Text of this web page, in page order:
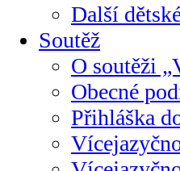
Další
Soutěž
O soutěži
Obecné
Přihláška